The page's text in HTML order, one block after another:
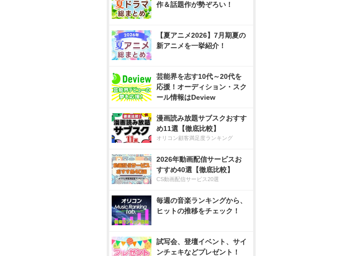
作＆話題作が勢ぞろい！
【夏アニメ2026】7月期夏の
新アニメを一挙紹介！
芸能界を志す10代～20代を
応援！オーディション・スク
ール情報はDeview
漫画読み放題サブスクおすす
め11選【徹底比較】
オリコン顧客満足度ランキング
2026年動画配信サービスお
すすめ40選【徹底比較】
CS動画配信サービス20選
毎週の音楽ランキングから、
ヒットの推移をチェック！
試写会、登壇イベント、サイ
ンチェキなどプレゼント！